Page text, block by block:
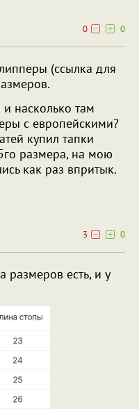
0
0
(ссылка для
и насколько там
с европейскими?
купил тапки
размера, на мою
как раз впритык.
3
0
размеров есть, и у